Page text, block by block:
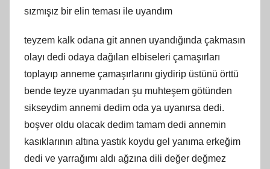
sızmışız bir elin teması ile uyandım
teyzem kalk odana git annen uyandığında çakmasın
olayı dedi odaya dağılan elbiseleri çamaşırları
toplayıp anneme çamaşırlarını giydirip üstünü örttü
bende teyze uyanmadan şu muhteşem götünden
sikseydim annemi dedim oda ya uyanırsa dedi.
boşver oldu olacak dedim tamam dedi annemin
kasıklarının altına yastık koydu gel yanıma erkeğim
dedi ve yarrağımı aldı ağzına dili değer değmez